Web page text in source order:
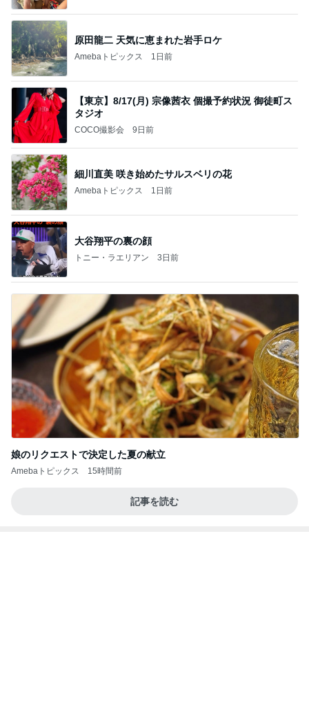
原田龍二 天気に恵まれた岩手ロケ
Amebaトピックス 1日前
【東京】8/17(月) 宗像茜衣 個撮予約状況 御徒町ス
タジオ
COCO撮影会 9日前
細川直美 咲き始めたサルスベリの花
Amebaトピックス 1日前
大谷翔平の裏の顔
トニー・ラエリアン 3日前
娘のリクエストで決定した夏の献立
Amebaトピックス 15時間前
記事を読む